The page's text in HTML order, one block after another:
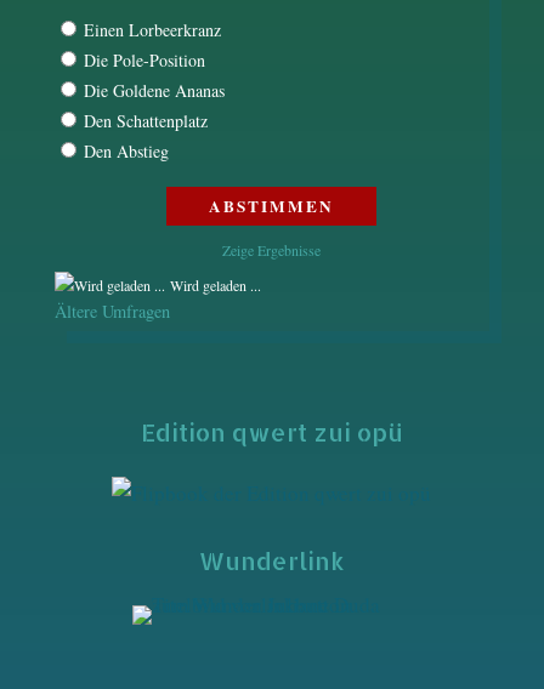
Einen Lorbeerkranz
Die Pole-Position
Die Goldene Ananas
Den Schattenplatz
Den Abstieg
Zeige Ergebnisse
Wird geladen ...
Ältere Umfragen
Edition qwert zui opü
Wunderlink